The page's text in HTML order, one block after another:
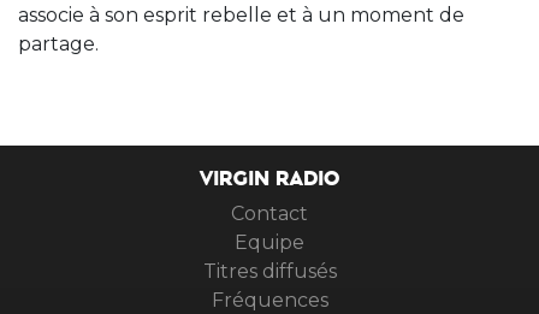
associe à son esprit rebelle et à un moment de
partage.
VIRGIN RADIO
Contact
Equipe
Titres diffusés
Fréquences